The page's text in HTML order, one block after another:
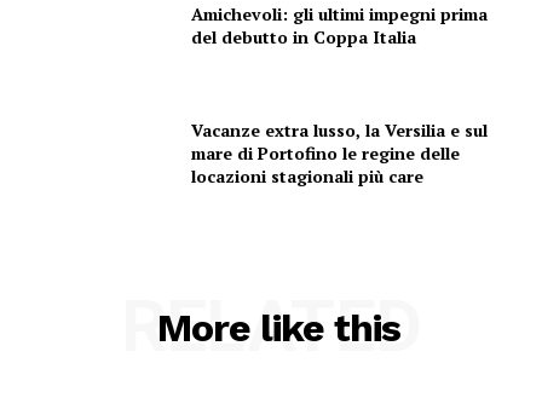
Amichevoli: gli ultimi impegni prima
del debutto in Coppa Italia
Vacanze extra lusso, la Versilia e sul
mare di Portofino le regine delle
locazioni stagionali più care
More like this
RELATED